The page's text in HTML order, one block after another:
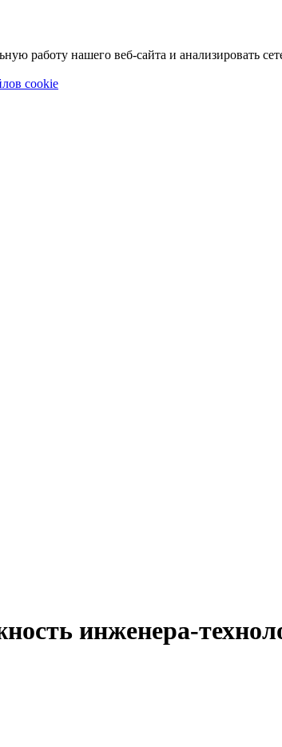
работу нашего веб-сайта и анализировать
cookie
инженера-